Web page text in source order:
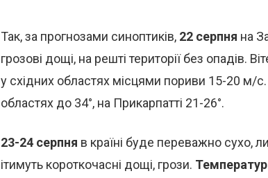
Так, за прогнозами синоптиків, 22 серпня на
грозові дощі, на решті території без опадів.
у східних областях місцями пориви 15-20 м/с.
областях до 34°, на Прикарпатті 21-26°.
23-24 серпня в країні буде переважно сухо,
ітимуть короткочасні дощі, грози.